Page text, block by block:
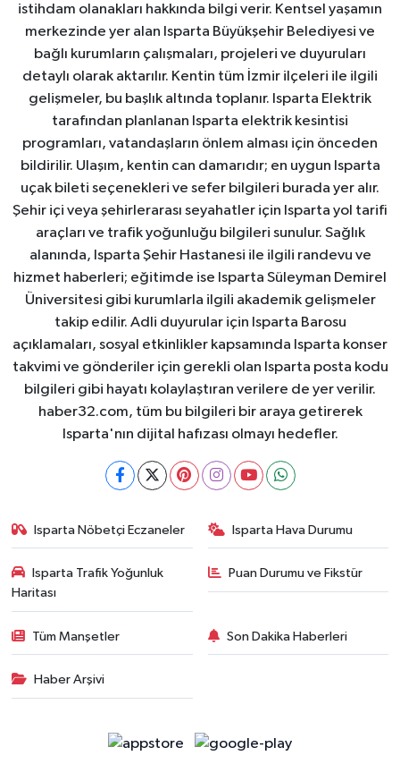
istihdam olanakları hakkında bilgi verir. Kentsel yaşamın
merkezinde yer alan Isparta Büyükşehir Belediyesi ve
bağlı kurumların çalışmaları, projeleri ve duyuruları
detaylı olarak aktarılır. Kentin tüm İzmir ilçeleri ile ilgili
gelişmeler, bu başlık altında toplanır. Isparta Elektrik
tarafından planlanan Isparta elektrik kesintisi
programları, vatandaşların önlem alması için önceden
bildirilir. Ulaşım, kentin can damarıdır; en uygun Isparta
uçak bileti seçenekleri ve sefer bilgileri burada yer alır.
Şehir içi veya şehirlerarası seyahatler için Isparta yol tarifi
araçları ve trafik yoğunluğu bilgileri sunulur. Sağlık
alanında, Isparta Şehir Hastanesi ile ilgili randevu ve
hizmet haberleri; eğitimde ise Isparta Süleyman Demirel
Üniversitesi gibi kurumlarla ilgili akademik gelişmeler
takip edilir. Adli duyurular için Isparta Barosu
açıklamaları, sosyal etkinlikler kapsamında Isparta konser
takvimi ve gönderiler için gerekli olan Isparta posta kodu
bilgileri gibi hayatı kolaylaştıran verilere de yer verilir.
haber32.com, tüm bu bilgileri bir araya getirerek
Isparta'nın dijital hafızası olmayı hedefler.
Isparta Nöbetçi Eczaneler Isparta Hava Durumu
Isparta Trafik Yoğunluk
Haritası
Puan Durumu ve Fikstür
Tüm Manşetler Son Dakika Haberleri
Haber Arşivi